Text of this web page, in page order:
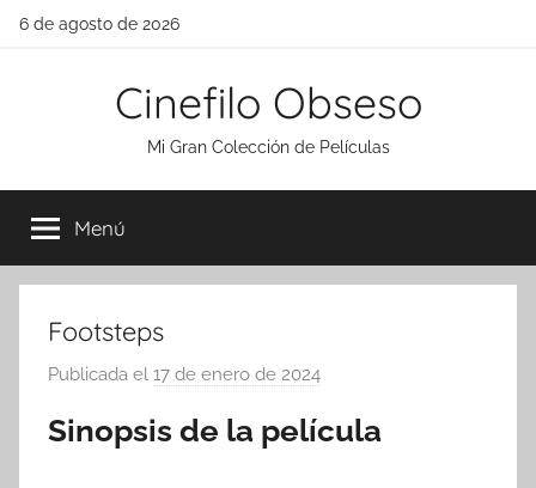
Saltar
6 de agosto de 2026
Cinefilo Obseso
Mi Gran Colección de Películas
Menú
Footsteps
Publicada el 17 de enero de 2024
r
Sinopsis de la película